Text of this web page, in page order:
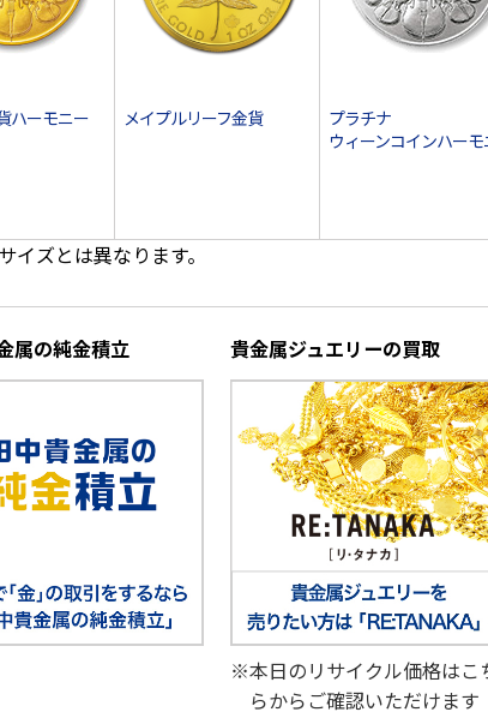
ハーモニー メイプルリーフ金貨
プラチナ
ウィーンコインハー
ズとは異なります。
属の純金積立 貴金属ジュエリーの買取
※本日のリサイクル価格はこ
らからご確認いただけます